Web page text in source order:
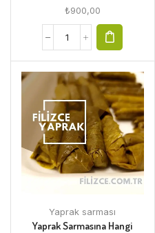
₺900,00
Yaprak sarması
Yaprak Sarmasına Hangi